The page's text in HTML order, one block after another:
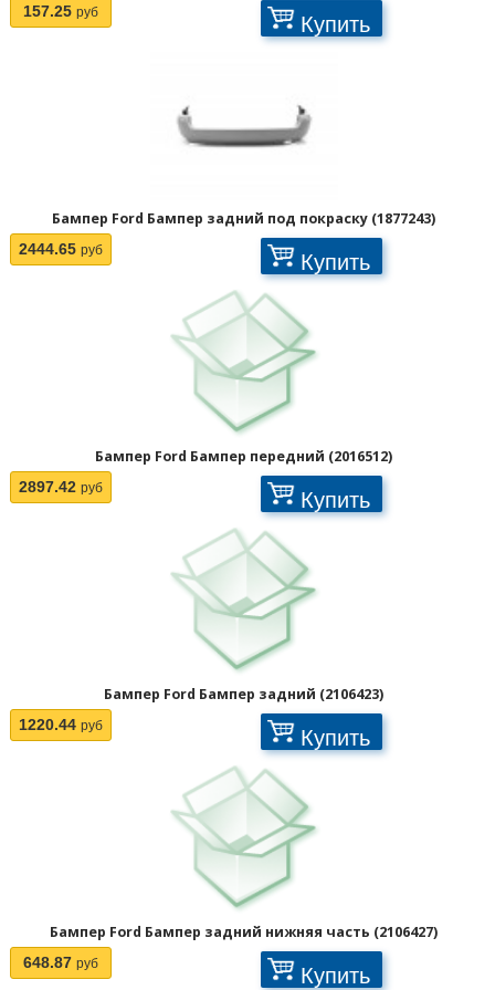
157.25 руб Купить
Бампер Ford Бампер задний под покраску (1877243)
2444.65 руб Купить
Бампер Ford Бампер передний (2016512)
2897.42 руб Купить
Бампер Ford Бампер задний (2106423)
1220.44 руб Купить
Бампер Ford Бампер задний нижняя часть (2106427)
648.87 руб Купить